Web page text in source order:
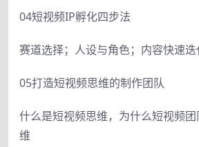
04短视频IP孵化四步法
赛道选择；人设与角色；内容快速
05打造短视频思维的制作团队
什么是短视频思维，为什么短视频
维